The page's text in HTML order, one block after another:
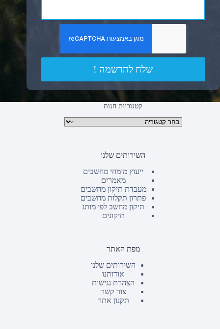
שלח להרשמה !
קטגוריות חנות
קטגוריות מוצרים
השירותים שלנו
ייעוץ מומחי מחשבים
מאמרים
מעבדת תיקון מחשבים
פתרון תקלות מחשבים
תיקון מחשב לפי מותג
תיקונים
מפת האתר
השירותים שלנו
אודותנו
הצהרת נגישות
צור קשר
תקנון אתר